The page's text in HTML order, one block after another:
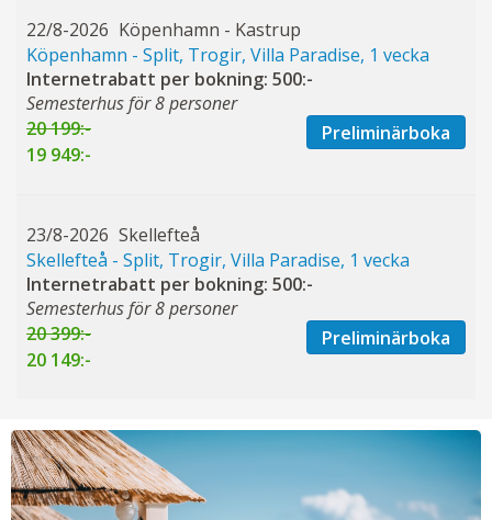
22/8-2026 Köpenhamn - Kastrup
Köpenhamn - Split, Trogir, Villa Paradise, 1 vecka
Internetrabatt per bokning: 500:-
Semesterhus för 8 personer
20 199:-
19 949:-
Preliminärboka
23/8-2026 Skellefteå
Skellefteå - Split, Trogir, Villa Paradise, 1 vecka
Internetrabatt per bokning: 500:-
Semesterhus för 8 personer
20 399:-
20 149:-
Preliminärboka